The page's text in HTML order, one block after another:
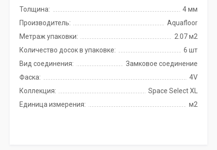
Толщина:
4 мм
Производитель:
Aquafloor
Метраж упаковки:
2.07 м2
Количество досок в упаковке:
6 шт
Вид соединения:
Замковое соединение
Фаска:
4V
Коллекция:
Space Select XL
Единица измерения:
м2